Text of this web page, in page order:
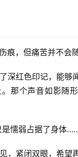
痕，但痛苦并不会
深红色印记，能够
那个声音如影随
是懦弱占据了身体
，紧闭双眼，希望